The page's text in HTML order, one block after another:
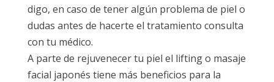
digo, en caso de tener algún problema de piel o
dudas antes de hacerte el tratamiento consulta
con tu médico.
A parte de rejuvenecer tu piel el lifting o masaje
facial japonés tiene más beneficios para la